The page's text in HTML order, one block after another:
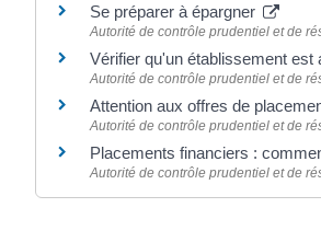
Se préparer à épargner
Autorité de contrôle prudentiel et de
Vérifier qu'un établissement est
Autorité de contrôle prudentiel et de
Attention aux offres de
Autorité de contrôle prudentiel et de
Placements financiers :
Autorité de contrôle prudentiel et de